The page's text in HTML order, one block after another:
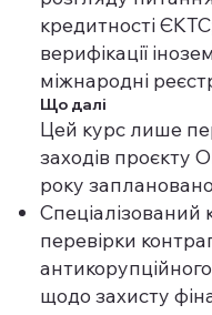
кредитності
верифікації
міжнародні
Що далі
Цей курс лише
заходів проєкту
року
Спеціалізований
перевірки
щодо захисту